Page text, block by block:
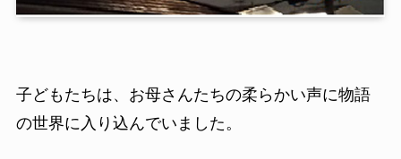
子どもたちは、お母さんたちの柔らかい声に物語
の世界に入り込んでいました。